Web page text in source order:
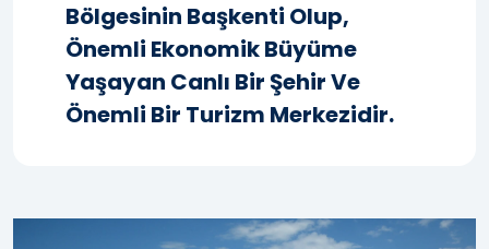
Bölgesinin Başkenti Olup,
Önemli Ekonomik Büyüme
Yaşayan Canlı Bir Şehir Ve
Önemli Bir Turizm Merkezidir.